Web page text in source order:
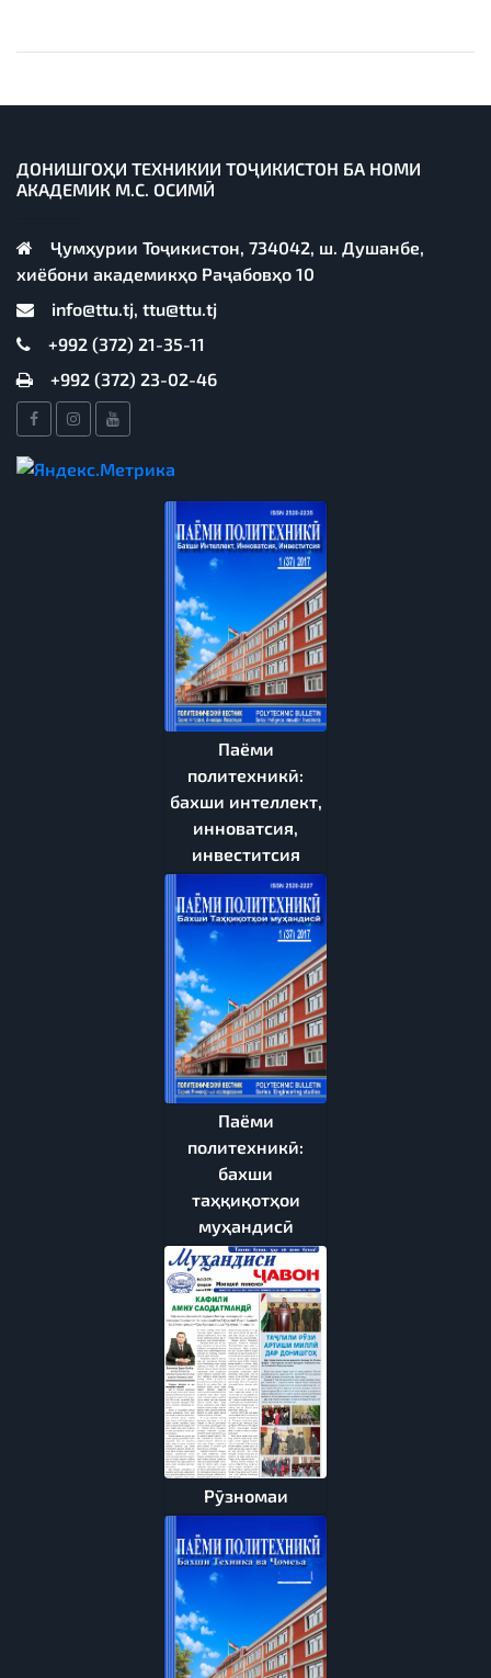
ДОНИШГОҲИ ТЕХНИКИИ ТОҶИКИСТОН БА НОМИ
АКАДЕМИК М.С. ОСИМӢ
Ҷумҳурии Тоҷикистон, 734042, ш. Душанбе,
хиёбони академикҳо Раҷабовҳо 10
info@ttu.tj, ttu@ttu.tj
+992 (372) 21-35-11
+992 (372) 23-02-46
Паёми
политехникӣ:
бахши интеллект,
инноватсия,
инвеститсия
Паёми
политехникӣ:
бахши
таҳқиқотҳои
муҳандисӣ
Рӯзномаи